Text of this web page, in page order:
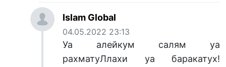
Islam Global
04.05.2022 23:13
Уа алейкум салям уа
рахматуЛлахи уа баракатух!